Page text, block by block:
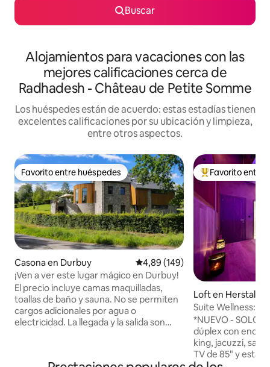
Buscar
Alojamientos para vacaciones con las
mejores calificaciones cerca de
Radhadesh - Château de Petite Somme
Los huéspedes están de acuerdo: estas estadías tienen
excelentes calificaciones por su ubicación y limpieza,
entre otros aspectos.
Favorito entre huéspedes
Favorito entre huéspedes
Casona en Durbuy Calificación promedio: 4,89 de
4,89 (149)
¡Ven a ver este lugar mágico en Durbuy!
El precio incluye camas maquilladas,
toallas de baño y sauna. No se permiten
cargos adicionales por agua o
electricidad. La llegada y la salida son
Favorito entre
Favorito entre
Loft en Herstal
Suite Wellness:
*NUEVO - SOLO
dúplex con
king, jacuzzi,
TV de 85" y